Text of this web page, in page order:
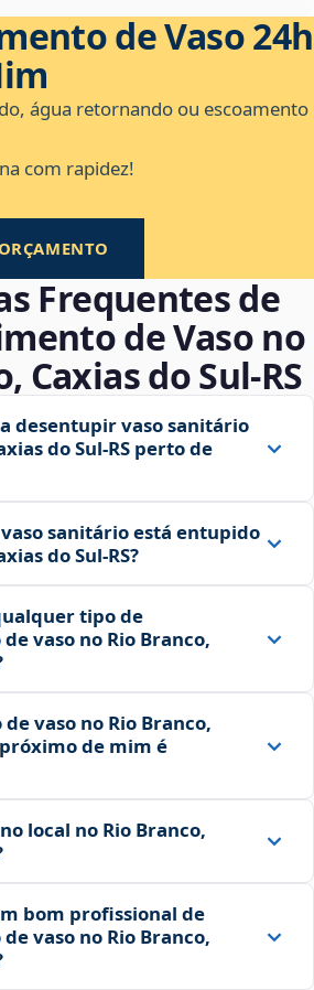
de Vaso 24h
água retornando ou escoamento
com rapidez!
Frequentes de
de Vaso no
Caxias do Sul‑RS
desentupir vaso sanitário
do Sul‑RS perto de
vaso sanitário está entupido
do Sul‑RS?
tipo de
vaso no Rio Branco,
vaso no Rio Branco,
próximo de mim é
local no Rio Branco,
bom profissional de
vaso no Rio Branco,